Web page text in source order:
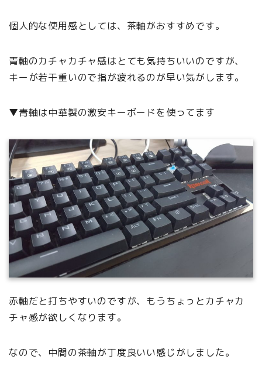
個人的な使用感としては、茶軸がおすすめです。
青軸のカチャカチャ感はとても気持ちいいのですが、
キーが若干重いので指が疲れるのが早い気がします。
▼青軸は中華製の激安キーボードを使ってます
赤軸だと打ちやすいのですが、もうちょっとカチャカ
チャ感が欲しくなります。
なので、中間の茶軸が丁度良いい感じがしました。